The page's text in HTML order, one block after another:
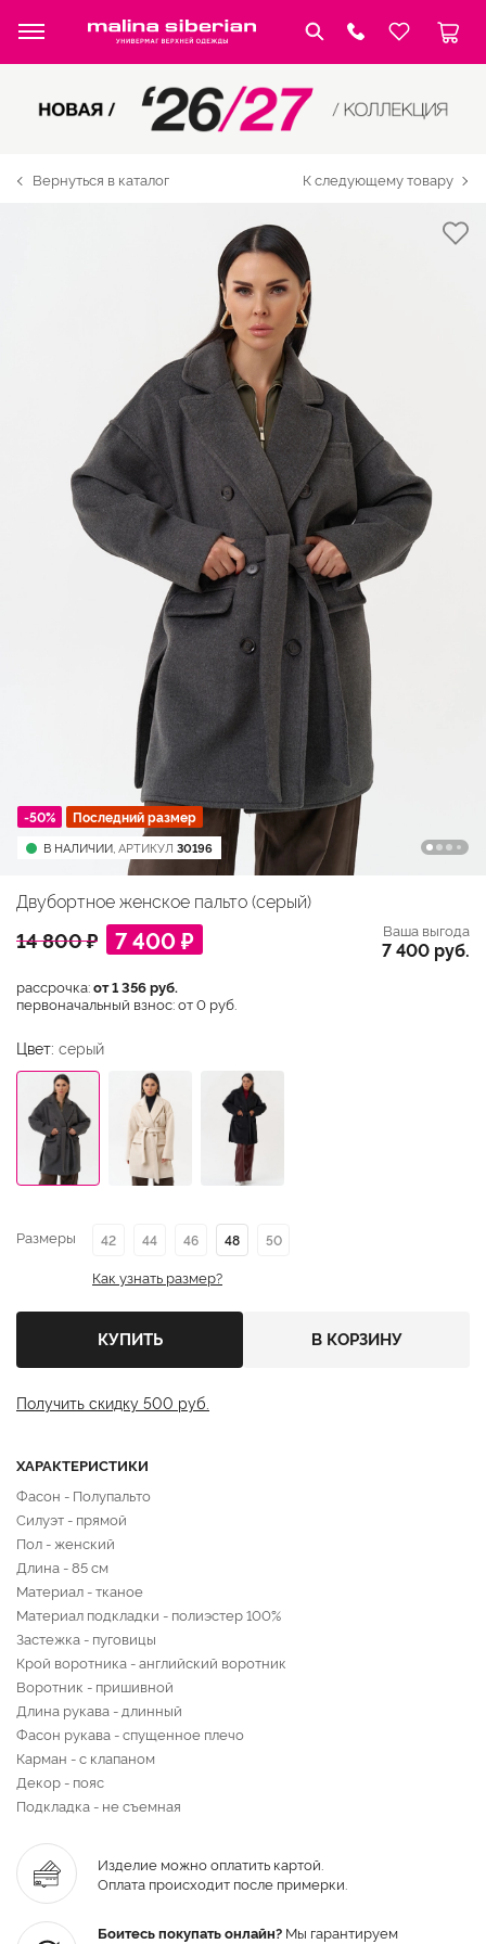
Вернуться в каталог К следующему товару
-50% Последний размер
В НАЛИЧИИ, АРТИКУЛ 30196
Двубортное женское пальто (серый)
14 800 ₽ 7 400 ₽ Ваша выгода
7 400 руб.
рассрочка:от 1 356 руб.
первоначальный взнос: от 0 руб.
Цвет: серый
Размеры 42 44 46 48 50
Как узнать размер?
КУПИТЬ В КОРЗИНУ
Получить скидку 500 руб.
ХАРАКТЕРИСТИКИ
Фасон - Полупальто
Силуэт - прямой
Пол - женский
Длина - 85 см
Материал - тканое
Материал подкладки - полиэстер 100%
Застежка - пуговицы
Крой воротника - английский воротник
Воротник - пришивной
Длина рукава - длинный
Фасон рукава - спущенное плечо
Карман - с клапаном
Декор - пояс
Подкладка - не съемная
Изделие можно оплатить картой.
Оплата происходит после примерки.
Боитесь покупать онлайн? Мы гарантируем